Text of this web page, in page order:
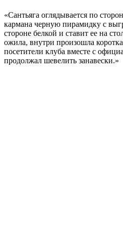
«Сантьяга оглядывается по
кармана черную пирамидку с
стороне белкой и ставит ее на
ожила, внутри произошла
посетители клуба вместе с
продолжал шевелить занавески.»